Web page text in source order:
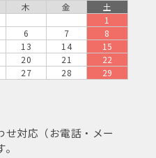
木 金
土
1
6 7
8
13 14
15
20 21
22
27 28
29
せ対応（お電話・メー